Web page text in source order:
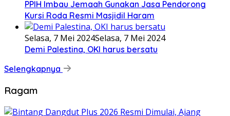
PPIH Imbau Jemaah Gunakan Jasa Pendorong
Kursi Roda Resmi Masjidil Haram
Selasa, 7 Mei 2024Selasa, 7 Mei 2024
Demi Palestina, OKI harus bersatu
Selengkapnya
Ragam